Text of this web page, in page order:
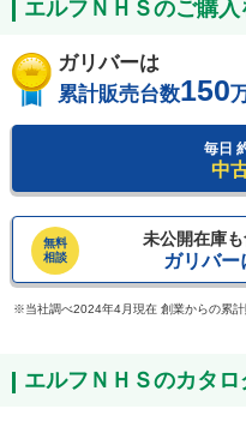
エルフＮＨＳのご購
ガリバーは
累計販売台数150
毎日
中
無料
相談
未公開在庫
ガリバー
当社調べ2024年4月現在 創業からの累
エルフＮＨＳのカタロ